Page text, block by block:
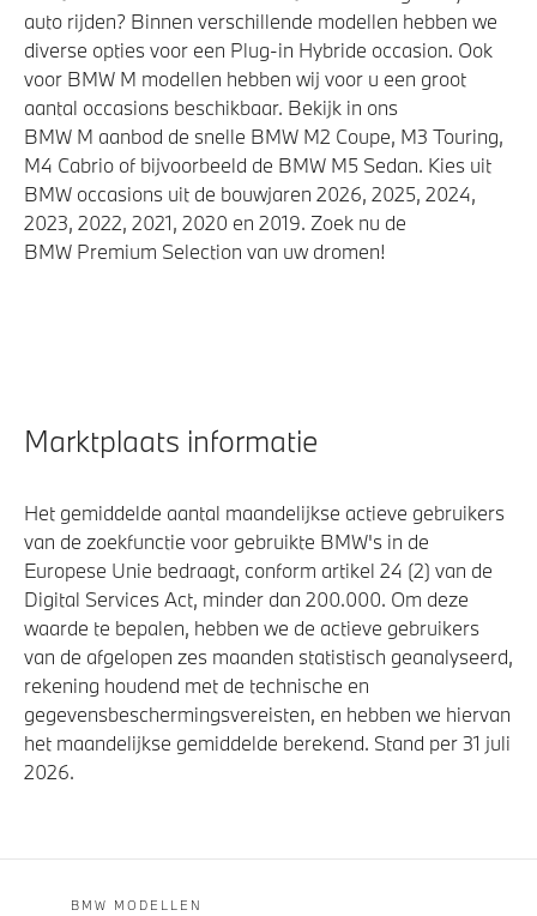
auto rijden? Binnen verschillende modellen hebben we
diverse opties voor een Plug-in Hybride occasion. Ook
voor BMW M modellen hebben wij voor u een groot
aantal occasions beschikbaar. Bekijk in ons
BMW M aanbod de snelle BMW M2 Coupe, M3 Touring,
M4 Cabrio of bijvoorbeeld de BMW M5 Sedan. Kies uit
BMW occasions uit de bouwjaren 2026, 2025, 2024,
2023, 2022, 2021, 2020 en 2019. Zoek nu de
BMW Premium Selection van uw dromen!
Marktplaats informatie
Het gemiddelde aantal maandelijkse actieve gebruikers
van de zoekfunctie voor gebruikte BMW's in de
Europese Unie bedraagt, conform artikel 24 (2) van de
Digital Services Act, minder dan 200.000. Om deze
waarde te bepalen, hebben we de actieve gebruikers
van de afgelopen zes maanden statistisch geanalyseerd,
rekening houdend met de technische en
gegevensbeschermingsvereisten, en hebben we hiervan
het maandelijkse gemiddelde berekend. Stand per 31 juli
2026.
BMW MODELLEN